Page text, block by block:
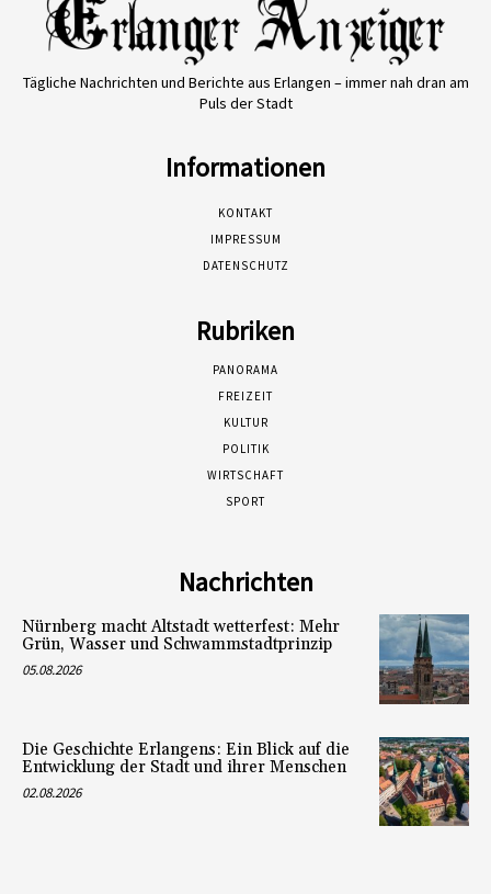
Tägliche Nachrichten und Berichte aus Erlangen – immer nah dran am
Puls der Stadt
Informationen
KONTAKT
IMPRESSUM
DATENSCHUTZ
Rubriken
PANORAMA
FREIZEIT
KULTUR
POLITIK
WIRTSCHAFT
SPORT
Nachrichten
Nürnberg macht Altstadt wetterfest: Mehr
Grün, Wasser und Schwammstadtprinzip
05.08.2026
Die Geschichte Erlangens: Ein Blick auf die
Entwicklung der Stadt und ihrer Menschen
02.08.2026